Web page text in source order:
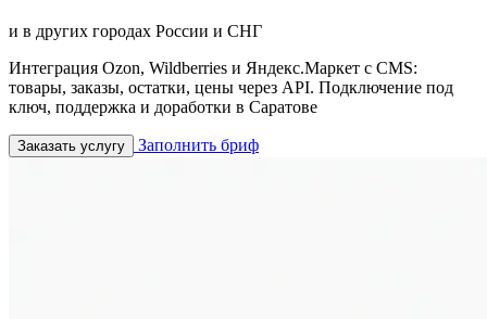
и в других городах России и СНГ
Интеграция Ozon, Wildberries и Яндекс.Маркет с CMS:
товары, заказы, остатки, цены через API. Подключение под
ключ, поддержка и доработки в Саратове
Заказать услугу Заполнить бриф